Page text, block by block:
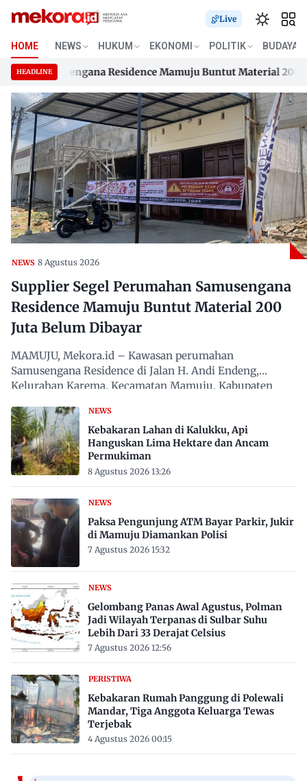
Skip
content
Live
HOME NEWS HUKUM EKONOMI POLITIK BUDAYA
HEADLINE
Samusengana Residence Mamuju Buntut Material 200 Juta
Samusengana Residence Mamuju Buntut Material 200 Juta
NEWS 8 Agustus 2026
Supplier Segel Perumahan Samusengana
Residence Mamuju Buntut Material 200
Juta Belum Dibayar
MAMUJU, Mekora.id – Kawasan perumahan
Samusengana Residence di Jalan H. Andi Endeng,
Kelurahan Karema, Kecamatan Mamuju, Kabupaten
NEWS
Kebakaran Lahan di Kalukku, Api
Hanguskan Lima Hektare dan Ancam
Permukiman
8 Agustus 2026 13:26
NEWS
Paksa Pengunjung ATM Bayar Parkir, Jukir
di Mamuju Diamankan Polisi
7 Agustus 2026 15:32
NEWS
Gelombang Panas Awal Agustus, Polman
Jadi Wilayah Terpanas di Sulbar Suhu
Lebih Dari 33 Derajat Celsius
7 Agustus 2026 12:56
PERISTIWA
Kebakaran Rumah Panggung di Polewali
Mandar, Tiga Anggota Keluarga Tewas
Terjebak
4 Agustus 2026 00:15